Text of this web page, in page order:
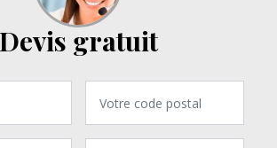
Devis gratuit